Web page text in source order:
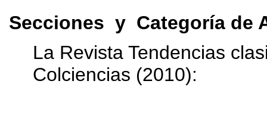
Secciones y Categoría de
La Revista Tendencias
Colciencias (2010):